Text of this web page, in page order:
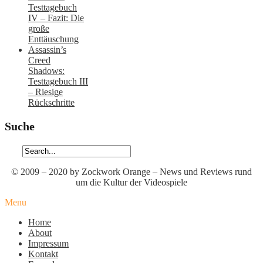
Testtagebuch
IV – Fazit: Die
große
Enttäuschung
Assassin’s
Creed
Shadows:
Testtagebuch III
– Riesige
Rückschritte
Suche
© 2009 – 2020 by Zockwork Orange – News und Reviews rund
um die Kultur der Videospiele
Menu
Home
About
Impressum
Kontakt